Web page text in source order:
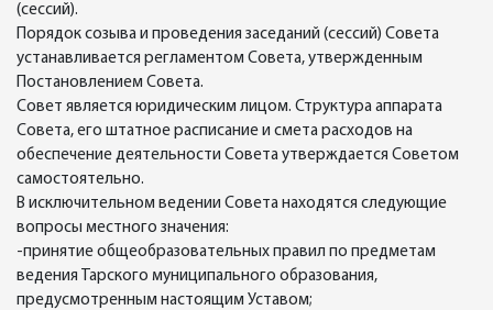
(сессий).
Порядок созыва и проведения заседаний (сессий) Совета
устанавливается регламентом Совета, утвержденным
Постановлением Совета.
Совет является юридическим лицом. Структура аппарата
Совета, его штатное расписание и смета расходов на
обеспечение деятельности Совета утверждается Советом
самостоятельно.
В исключительном ведении Совета находятся следующие
вопросы местного значения:
-принятие общеобразовательных правил по предметам
ведения Тарского муниципального образования,
предусмотренным настоящим Уставом;